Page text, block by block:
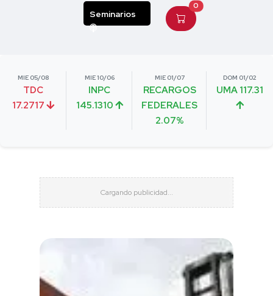
Seminarios
0
MIE 05/08
TDC
17.2717
MIE 10/06
INPC
145.1310
MIE 01/07
RECARGOS
FEDERALES
2.07%
DOM 01/02
UMA 117.31